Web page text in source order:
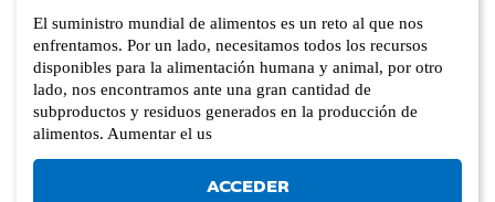
El suministro mundial de alimentos es un reto al que nos
enfrentamos. Por un lado, necesitamos todos los recursos
disponibles para la alimentación humana y animal, por otro
lado, nos encontramos ante una gran cantidad de
subproductos y residuos generados en la producción de
alimentos. Aumentar el us
ACCEDER